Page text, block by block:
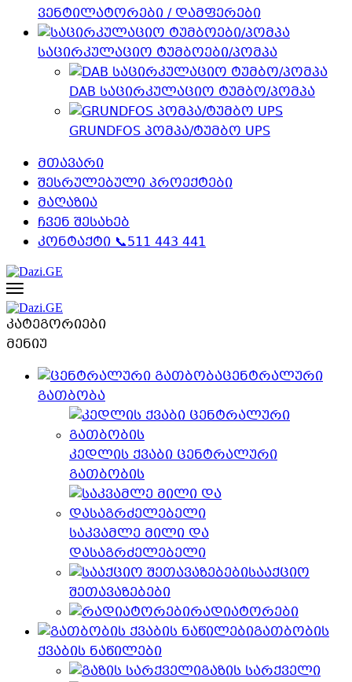
ვენტილატორები / დამფერები
საცირკულაციო ტუმბოები/პომპა
DAB საცირკულაციო ტუმბო/პომპა
GRUNDFOS პომპა/ტუმბო UPS
მთავარი
შესრულებული პროექტები
მაღაზია
ჩვენ შესახებ
კონტაქტი 📞511 443 441
კატეგორიები
მენიუ
ცენტრალური
გათბობა
კედლის ქვაბი ცენტრალური
გათბობის
საკვამლე მილი და
დასაგრძელებელი
სააქციო
შეთავაზებები
რადიატორები
გათბობის
ქვაბის ნაწილები
გაზის სარქველი